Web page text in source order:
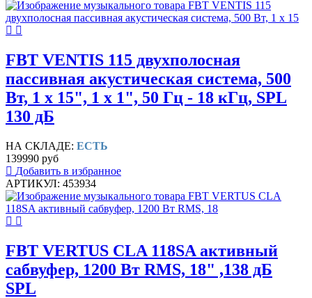
FBT VENTIS 115 двухполосная
пассивная акустическая система, 500
Вт, 1 х 15", 1 х 1", 50 Гц - 18 кГц, SPL
130 дБ
НА СКЛАДЕ: ЕСТЬ
139990 руб
Добавить в избранное
АРТИКУЛ: 453934
FBT VERTUS CLA 118SA активный
сабвуфер, 1200 Вт RMS, 18" ,138 дБ
SPL